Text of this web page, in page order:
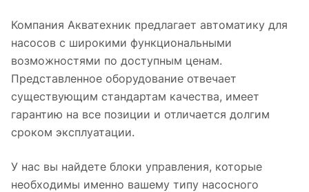
Компания Акватехник предлагает автоматику для
насосов с широкими функциональными
возможностями по доступным ценам.
Представленное оборудование отвечает
существующим стандартам качества, имеет
гарантию на все позиции и отличается долгим
сроком эксплуатации.
У нас вы найдете блоки управления, которые
необходимы именно вашему типу насосного